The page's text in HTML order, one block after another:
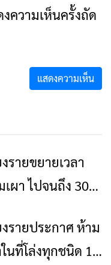
ความเห็นครั้งถัด
ข่าวเชียงราย
รายขยายเวลา
เผา ไปจนถึง 30
ข่าวเชียงราย
งรายประกาศ ห้าม
ในที่โล่งทุกชนิด 15